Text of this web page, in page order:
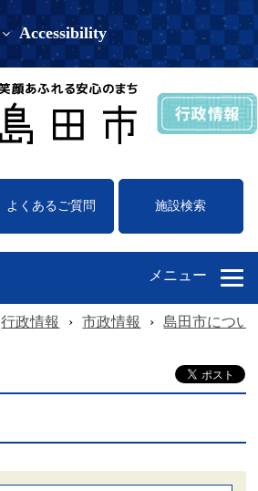
Accessibility
よくあるご質問 施設検索
メニュー
行政情報 › 市政情報 › 島田市につい